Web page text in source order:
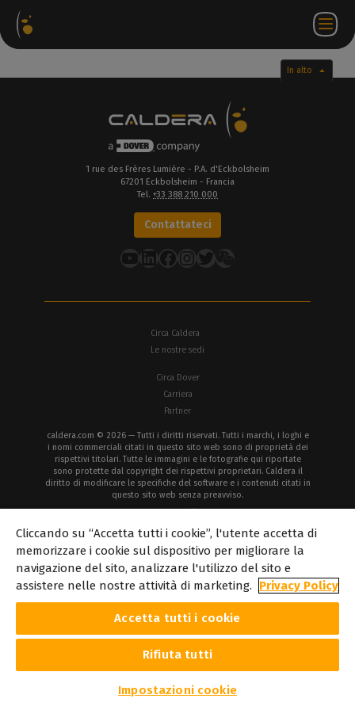
IT
In alto
1 rue des Frères Lumière - P.A. d'Eckbolsheim
67201 Eckbolsheim - Francia
Tel. +33 388 210 000
Contattateci
YouTube
LinkedIn
Facebook
Instagram
Twitter
Circa Caldera
Le nostre sedi
Circa Dover
Carriera
Partner
caldera.com © 2026 — Tutti i diritti riservati. Tutti i marchi, i loghi e
i nomi commerciali citati in questo sito web sono di proprietà dei
rispettivi titolari. Tutte le immagini e le fotografie qui riportate
sono protette dal copyright dei rispettivi proprietari. Caldera il
diritto di modificare le specifiche del software e i contenuti citati in
questo sito web senza preavviso.
Informativa sui
Informativa sulla
Avviso
Diritti
Cliccando su “Accetta tutti i cookie”, l'utente accetta di
memorizzare i cookie sul dispositivo per migliorare la
navigazione del sito, analizzare l'utilizzo del sito e
assistere nelle nostre attività di marketing.
Privacy Policy
Accetta tutti i cookie
Rifiuta tutti
Impostazioni cookie